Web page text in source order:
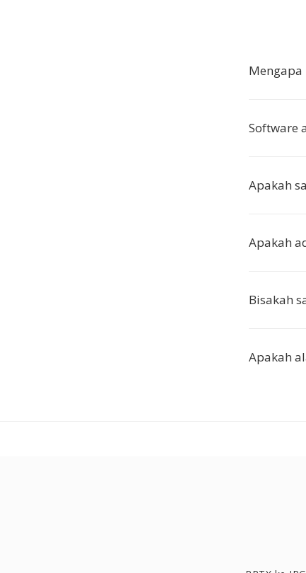
Mengapa
Software
Apakah
Apakah
Bisakah
Apakah